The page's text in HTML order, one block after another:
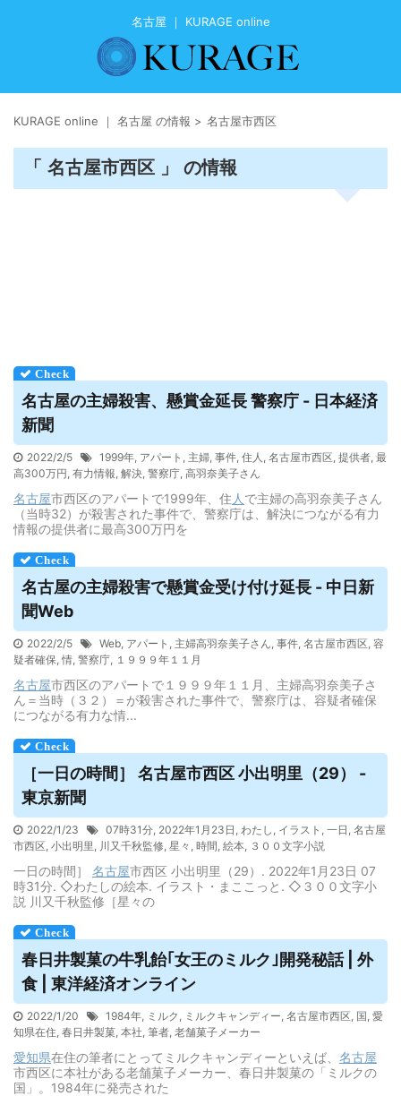
名古屋 ｜ KURAGE online
KURAGE online ｜ 名古屋 の情報 > 名古屋市西区
「 名古屋市西区 」 の情報
名古屋の主婦殺害、懸賞金延長 警察庁 - 日本経済
新聞
2022/2/5 1999年, アパート , 主婦, 事件, 住人 , 名古屋市西区, 提供者, 最
高300万円, 有力情報, 解決, 警察庁, 高羽奈美子さん
名古屋市西区のアパートで1999年、住 人 で主婦の高羽奈美子さん
（当時32）が殺害された事件で、警察庁は、解決につながる有力
情報の提供者に最高300万円を
名古屋の主婦殺害で懸賞金受け付け延長 - 中日新
聞Web
2022/2/5 Web, アパート , 主婦高羽奈美子さん, 事件, 名古屋市西区, 容
疑者確保, 情, 警察庁, １９９９年１１月
名古屋市西区のアパートで１９９９年１１月、主婦高羽奈美子さ
ん＝当時（３２）＝が殺害された事件で、警察庁は、容疑者確保
につながる有力な情...
［一日の時間］ 名古屋市西区 小出明里（29） -
東京新聞
2022/1/23 07時31分, 2022年1月23日 , わたし , イラスト , 一日 , 名古屋
市西区, 小出明里 , 川又千秋監修, 星々 , 時間, 絵本, ３００文字小説
一日の時間］ 名古屋市西区 小出明里（29）. 2022年1月23日 07
時31分. ◇わたしの絵本. イラスト・まここっと. ◇３００文字小
説 川又千秋監修［星々の
春日井製菓の牛乳飴｢女王のミルク｣開発秘話 | 外
食 | 東洋経済オンライン
2022/1/20 1984年, ミルク , ミルクキャンディー, 名古屋市西区, 国, 愛
知県在住, 春日井製菓, 本社, 筆者, 老舗菓子メーカー
愛知県在住の筆者にとってミルクキャンディーといえば、 名古屋
市西区に本社がある老舗菓子メーカー、春日井製菓の「ミルクの
国」。1984年に発売された